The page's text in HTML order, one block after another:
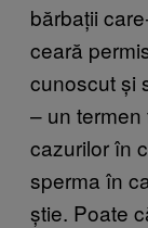
bărbații
ceară
cunoscut și
– un
cazurilor în
sperma în
știe. Poate